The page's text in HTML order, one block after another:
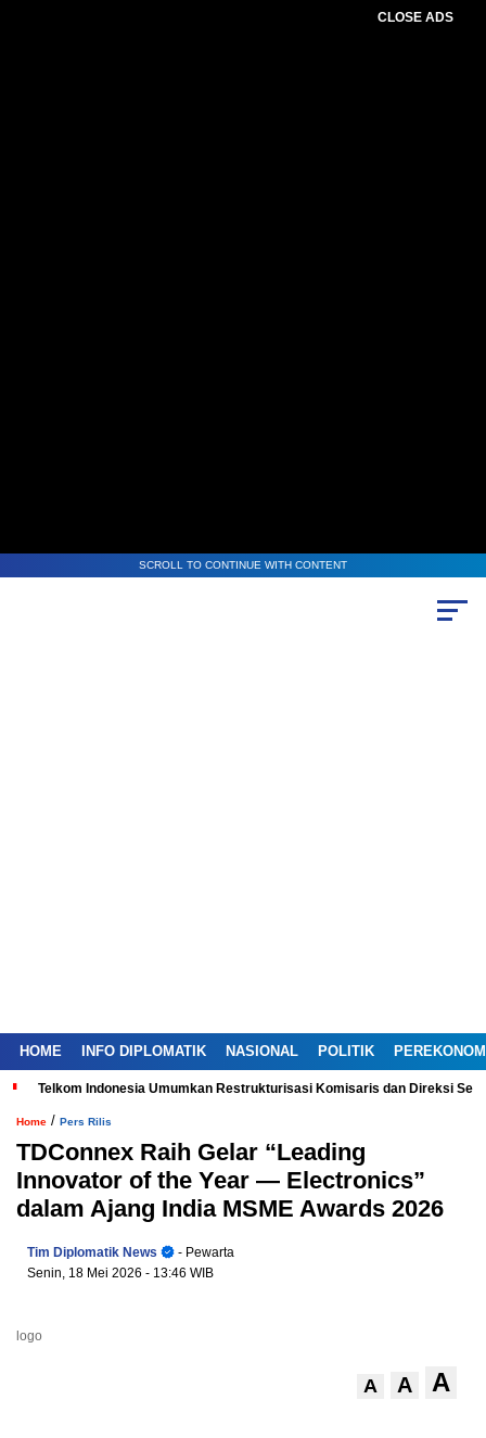
CLOSE ADS
SCROLL TO CONTINUE WITH CONTENT
HOME INFO DIPLOMATIK NASIONAL POLITIK
Telkom Indonesia Umumkan Restrukturisasi Komisaris dan Direksi
Home / Pers Rilis
TDConnex Raih Gelar “Leading
Innovator of the Year — Electronics”
dalam Ajang India MSME Awards 2026
Tim Diplomatik News
- Pewarta
Senin, 18 Mei 2026 - 13:46 WIB
logo
A A A